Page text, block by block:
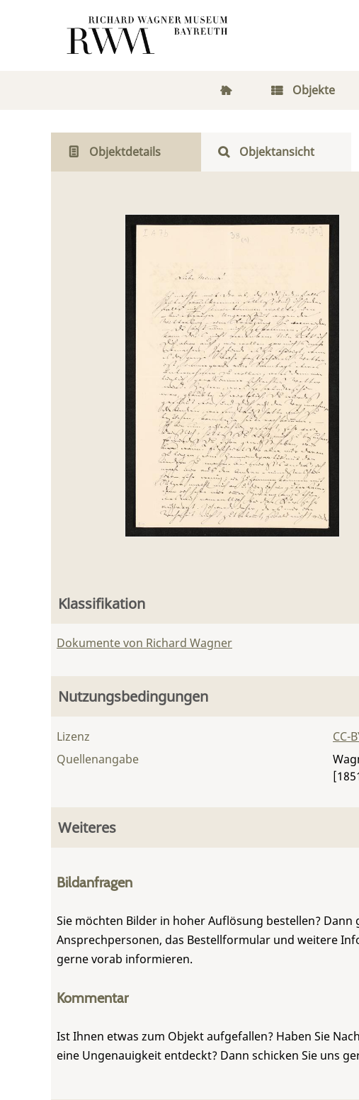
Objekte
Objektdetails Objektansicht
Klassifikation
Dokumente von Richard Wagner
Nutzungsbedingungen
Lizenz
CC-
Quellenangabe
Weiteres
Bildanfragen
Sie möchten Bilder in hoher Auflösung bestellen? Dann
Ansprechpersonen, das Bestellformular und weitere
gerne vorab informieren.
Kommentar
Ist Ihnen etwas zum Objekt aufgefallen? Haben Sie
eine Ungenauigkeit entdeckt? Dann schicken Sie uns